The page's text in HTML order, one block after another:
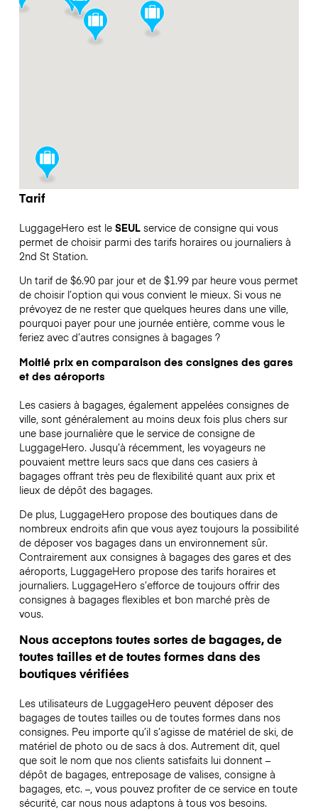
Tarif
LuggageHero est le SEULservice de consigne qui vous
permet de choisir parmi des tarifs horaires ou journaliers à
2nd St Station.
Un tarif de $6.90 par jour et de $1.99 par heure vous permet
de choisir l’option qui vous convient le mieux. Si vous ne
prévoyez de ne rester que quelques heures dans une ville,
pourquoi payer pour une journée entière, comme vous le
feriez avec d’autres consignes à bagages ?
Moitié prix en comparaison des consignes des gares
et des aéroports
Les casiers à bagages, également appelées consignes de
ville, sont généralement au moins deux fois plus chers sur
une base journalière que le service de consigne de
LuggageHero. Jusqu’à récemment, les voyageurs ne
pouvaient mettre leurs sacs que dans ces casiers à
bagages offrant très peu de flexibilité quant aux prix et
lieux de dépôt des bagages.
De plus, LuggageHero propose des boutiques dans de
nombreux endroits afin que vous ayez toujours la possibilité
de déposer vos bagages dans un environnement sûr.
Contrairement aux consignes à bagages des gares et des
aéroports, LuggageHero propose des tarifs horaires et
journaliers. LuggageHero s’efforce de toujours offrir des
consignes à bagages flexibles et bon marché près de
vous.
Nous acceptons toutes sortes de bagages, de
toutes tailles et de toutes formes dans des
boutiques vérifiées
Les utilisateurs de LuggageHero peuvent déposer des
bagages de toutes tailles ou de toutes formes dans nos
consignes. Peu importe qu’il s’agisse de matériel de ski, de
matériel de photo ou de sacs à dos. Autrement dit, quel
que soit le nom que nos clients satisfaits lui donnent –
dépôt de bagages, entreposage de valises, consigne à
bagages, etc. –, vous pouvez profiter de ce service en toute
sécurité, car nous nous adaptons à tous vos besoins.